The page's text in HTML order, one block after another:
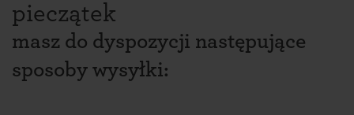
pieczątek
masz do dyspozycji następujące
sposoby wysyłki: